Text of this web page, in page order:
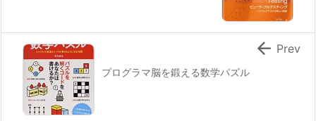
プログラマ脳を鍛える数学パズル
 Prev